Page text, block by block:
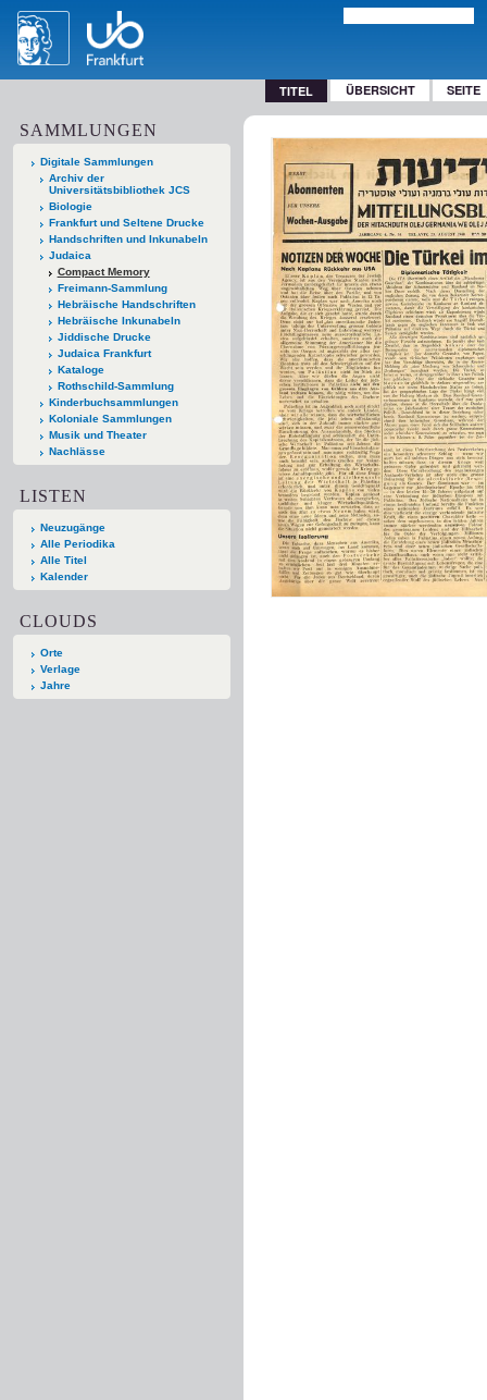
TITEL ÜBERSICHT SEITE
SAMMLUNGEN
Digitale Sammlungen
Archiv der
Universitätsbibliothek JCS
Biologie
Frankfurt und Seltene Drucke
Handschriften und Inkunabeln
Judaica
Compact Memory
Freimann-Sammlung
Hebräische Handschriften
Hebräische Inkunabeln
Jiddische Drucke
Judaica Frankfurt
Kataloge
Rothschild-Sammlung
Kinderbuchsammlungen
Koloniale Sammlungen
Musik und Theater
Nachlässe
LISTEN
Neuzugänge
Alle Periodika
Alle Titel
Kalender
CLOUDS
Orte
Verlage
Jahre